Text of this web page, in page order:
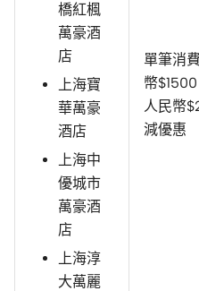
橋紅楓
萬豪酒
店
上海寶
華萬豪
酒店
上海中
優城市
萬豪酒
店
上海淳
大萬麗
單筆消
幣
人民幣
減優惠